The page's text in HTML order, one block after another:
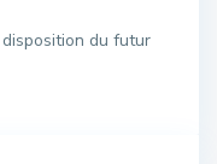
du futur